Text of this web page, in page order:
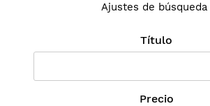
Ajustes de búsqueda
Título
Precio